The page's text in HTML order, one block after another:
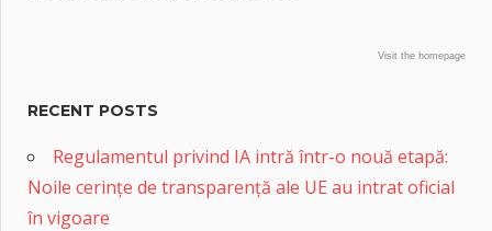
Visit the homepage
RECENT POSTS
Regulamentul privind IA intră într-o nouă etapă:
Noile cerințe de transparență ale UE au intrat oficial
în vigoare